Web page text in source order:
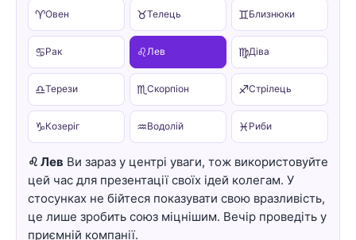
♈Овен ♉Телець ♊Близнюки
♋Рак ♌Лев ♍Діва
♎Терези ♏ Скорпіон ♐Стрілець
♑Козеріг ♒Водолій ♓ Риби
♌ Лев Ви зараз у центрі уваги, тож використовуйте
цей час для презентації своїх ідей колегам. У
стосунках не бійтеся показувати свою вразливість,
це лише зробить союз міцнішим. Вечір проведіть у
приємній компанії.